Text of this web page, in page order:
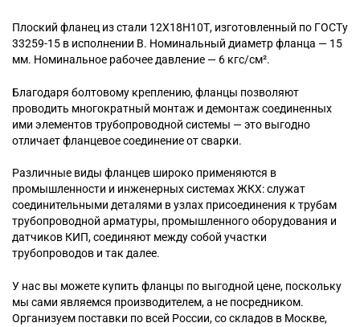
Плоский фланец из стали 12Х18Н10Т, изготовленный по ГОСТу
33259-15 в исполнении B. Номинальный диаметр фланца — 15
мм. Номинальное рабочее давление — 6 кгс/см².
Благодаря болтовому креплению, фланцы позволяют
проводить многократный монтаж и демонтаж соединенных
ими элементов трубопроводной системы — это выгодно
отличает фланцевое соединение от сварки.
Различные виды фланцев широко применяются в
промышленности и инженерных системах ЖКХ: служат
соединительными деталями в узлах присоединения к трубам
трубопроводной арматуры, промышленного оборудования и
датчиков КИП, соединяют между собой участки
трубопроводов и так далее.
У нас вы можете купить фланцы по выгодной цене, поскольку
мы сами являемся производителем, а не посредником.
Организуем поставки по всей России, со складов в Москве,